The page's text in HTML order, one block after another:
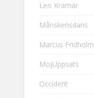
Leo Kramár
Månskensdans
Marcus Fridholm
MojUppsats
Occident